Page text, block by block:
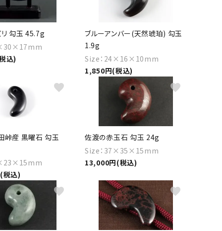
ユナカイト
ツ ルビー
リ 勾玉 45.7g
込)
ブルーアンバー(天然琥珀) 勾玉
1.9g
Size：24×16×10mm
1,850円(税込)
峠産 黒曜石 勾玉
税込)
favorite
佐渡の赤玉石 勾玉 24g
Size：37×35×15mm
13,000円(税込)
favorite
favorite favorite